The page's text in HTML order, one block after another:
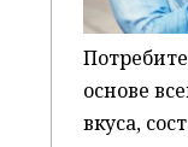
основе
вкуса,